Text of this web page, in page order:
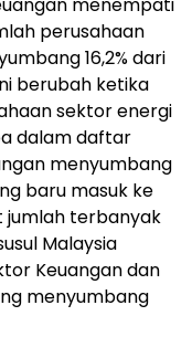
perusahaan
16,2% dari
berubah ketika
sektor energi
dalam daftar
menyumbang
baru masuk ke
jumlah terbanyak
Malaysia
Keuangan dan
menyumbang